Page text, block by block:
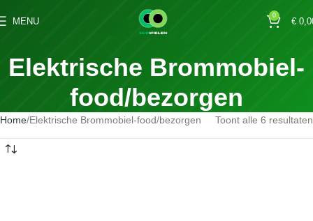
MENU
0
€
Elektrische Brommobiel-
food/bezorgen
Home Elektrische Brommobiel-food/bezorgen Toont alle 6 resultaten